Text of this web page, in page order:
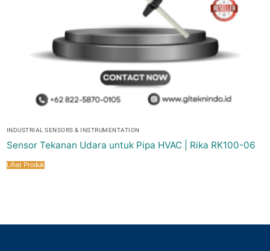
INDUSTRIAL SENSORS & INSTRUMENTATION
Sensor Tekanan Udara untuk Pipa HVAC | Rika RK100-06
Lihat Produk